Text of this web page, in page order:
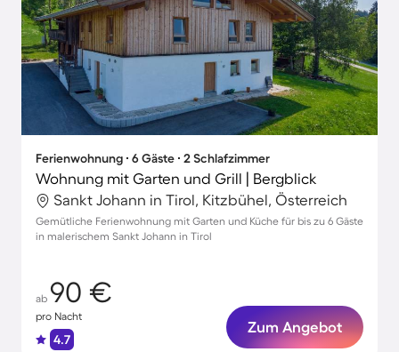
Ferienwohnung ∙ 6 Gäste ∙ 2 Schlafzimmer
Wohnung mit Garten und Grill | Bergblick
Sankt Johann in Tirol, Kitzbühel, Österreich
Gemütliche Ferienwohnung mit Garten und Küche für bis zu 6 Gäste
in malerischem Sankt Johann in Tirol
ab 90 €
pro Nacht
4.7
Zum Angebot